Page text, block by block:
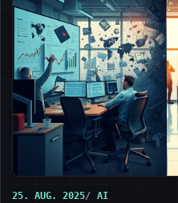
25. AUG. 2025 AI